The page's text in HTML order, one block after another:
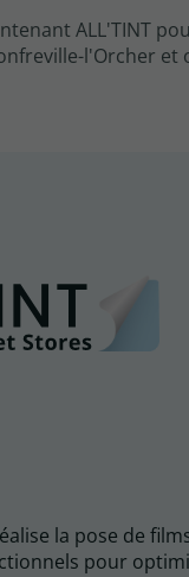
ALL'TINT
l'Orcher et
la pose de
pour